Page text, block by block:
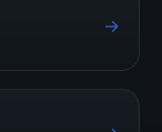
→